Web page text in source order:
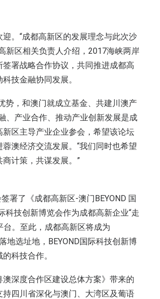
。“成都高新区的发展理念与此次沙
新区相关负责人介绍，2017海峡两岸
署战略合作协议，共同推进成都高
技金融协同发展。
势，和澳门就成立基金、共建川澳产
、产业合作、推动产业创新发展是成
区主导产业企业参会，希望该论坛
澳经济交流发展。“我们同时也希望
计策，共谋发展。”
署了《成都高新区-澳门BEYOND 国
科技创新博览会作为成都高新企业“走
台。至此，成都高新区将成为
地选址地，BEYOND国际科技创新博
科技合作。
深度合作区建设总体方案》带来的
四川省深化与澳门、大湾区及葡语